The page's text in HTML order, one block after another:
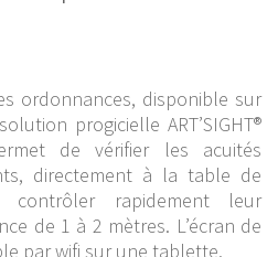
ordonnances, disponible sur
progicielle ART’SIGHT®
de vérifier les acuités
directement à la table de
rapidement leur
de 1 à 2 mètres. L’écran de
par wifi sur une tablette.